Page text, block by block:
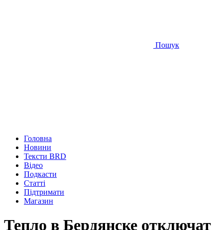
Пошук
Головна
Новини
Тексти BRD
Відео
Подкасти
Статті
Підтримати
Магазин
Тепло в Бердянске отключат